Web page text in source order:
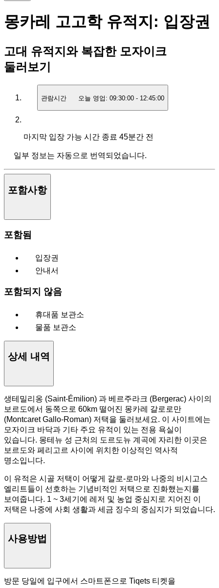
몽카레 고고학 유적지: 입장권
고대 유적지와 복잡한 모자이크
둘러보기
관람시간 오늘 영업: 09:30:00 - 12:45:00
마지막 입장 가능 시간 종료 45분간 전
일부 정보는 자동으로 번역되었습니다.
포함사항
포함됨
입장권
안내서
포함되지 않음
휴대품 보관소
물품 보관소
상세 내역
생테밀리옹 (Saint-Émilion) 과 베르주라크 (Bergerac) 사이의
보르도에서 동쪽으로 60km 떨어진 몽카레 갈로로만
(Montcaret Gallo-Roman) 저택을 둘러보세요. 이 사이트에는
모자이크 바닥과 기타 주요 유적이 있는 전용 욕실이
있습니다. 몽테뉴 성 근처의 도르도뉴 계곡에 자리한 이곳은
보르도와 페리고르 사이에 위치한 이상적인 역사적
명소입니다.
이 유적은 시골 저택이 어떻게 갈로-로마와 나중의 비시고스
엘리트들이 선호하는 기념비적인 저택으로 진화했는지를
보여줍니다. 1 ~ 3세기에 레저 및 농업 중심지로 지어진 이
저택은 나중에 사회 생활과 세금 징수의 중심지가 되었습니다.
사용방법
방문 당일에 입구에서 스마트폰으로 Tiqets 티켓을